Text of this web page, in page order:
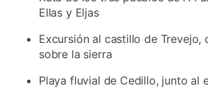
Ellas y Eljas
Excursión al castillo de Trevejo,
sobre la sierra
Playa fluvial de Cedillo, junto al